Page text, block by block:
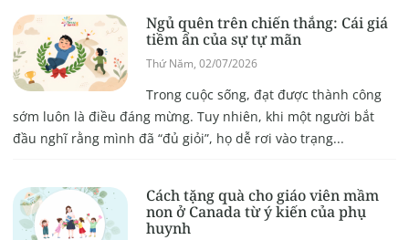
Ngủ quên trên chiến thắng: Cái giá
tiềm ẩn của sự tự mãn
Thứ Năm, 02/07/2026
Trong cuộc sống, đạt được thành công
sớm luôn là điều đáng mừng. Tuy nhiên, khi một người bắt
đầu nghĩ rằng mình đã “đủ giỏi”, họ dễ rơi vào trạng...
Cách tặng quà cho giáo viên mầm
non ở Canada từ ý kiến của phụ
huynh